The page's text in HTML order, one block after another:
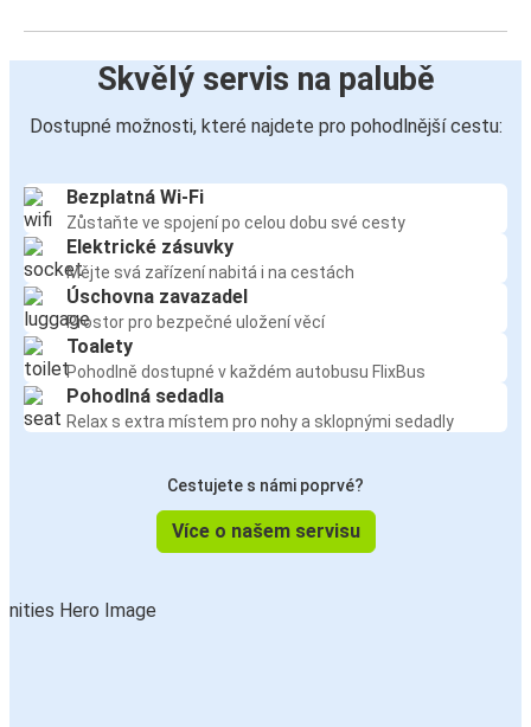
Skvělý servis na palubě
Dostupné možnosti, které najdete pro pohodlnější cestu:
Bezplatná Wi-Fi
Zůstaňte ve spojení po celou dobu své cesty
Elektrické zásuvky
Mějte svá zařízení nabitá i na cestách
Úschovna zavazadel
Prostor pro bezpečné uložení věcí
Toalety
Pohodlně dostupné v každém autobusu FlixBus
Pohodlná sedadla
Relax s extra místem pro nohy a sklopnými sedadly
Cestujete s námi poprvé?
Více o našem servisu